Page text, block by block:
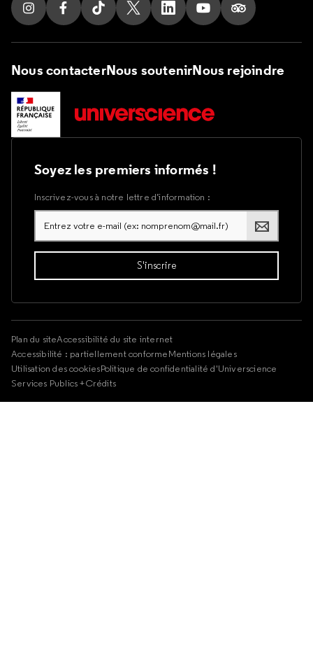
Suivez nous sur Instagram
Suivez nous sur Facebook
Suivez nous sur Tik Tok
Suivez nous sur X
Suivez nous sur LinkedIn
Suivez nous sur
Suivez nous
Nous contacterNous soutenirNous rejoindre
Soyez les premiers informés !
Inscrivez-vous à notre lettre d’information :
Plan du siteAccessibilité du site internet
Accessibilité : partiellement conformeMentions légales
Utilisation des cookiesPolitique de confidentialité d'Universcience
Services Publics +Crédits